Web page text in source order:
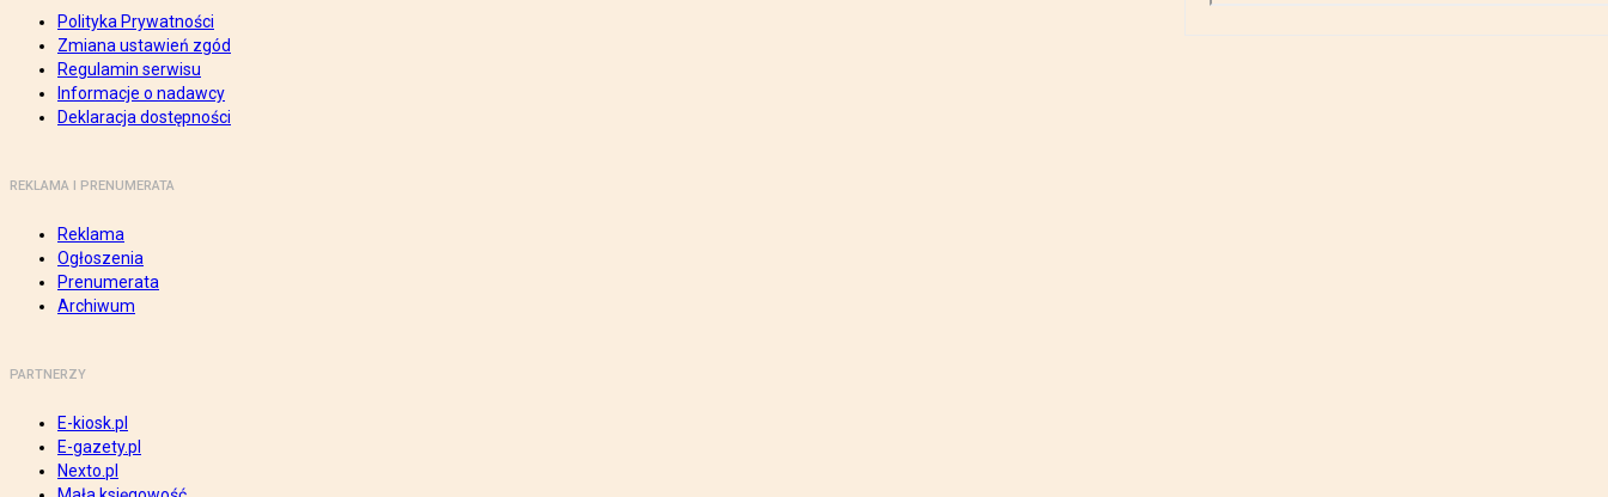
Polityka Prywatności
Zmiana ustawień zgód
Regulamin serwisu
Informacje o nadawcy
Deklaracja dostępności
REKLAMA I PRENUMERATA
Reklama
Ogłoszenia
Prenumerata
Archiwum
PARTNERZY
E-kiosk.pl
E-gazety.pl
Nexto.pl